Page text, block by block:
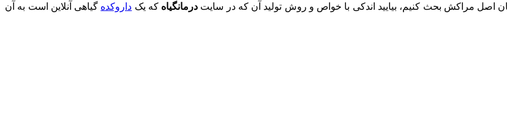
اصل مراکش بحث کنیم، بیایید اندکی با خواص و روش تولید آن که در سایت درمانگیاه که یک داروکده گیاهی آنلاین است به آن